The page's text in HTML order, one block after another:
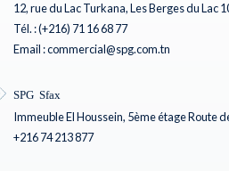
12, rue du Lac Turkana, Les Berges du Lac
Tél. : (+216) 71 16 68 77
Email : commercial@spg.com.tn
SPG Sfax
Immeuble El Houssein, 5ème étage Route
+216 74 213 877